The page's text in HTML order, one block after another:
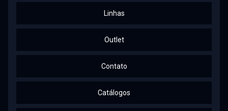
Linhas
Outlet
Contato
Catálogos